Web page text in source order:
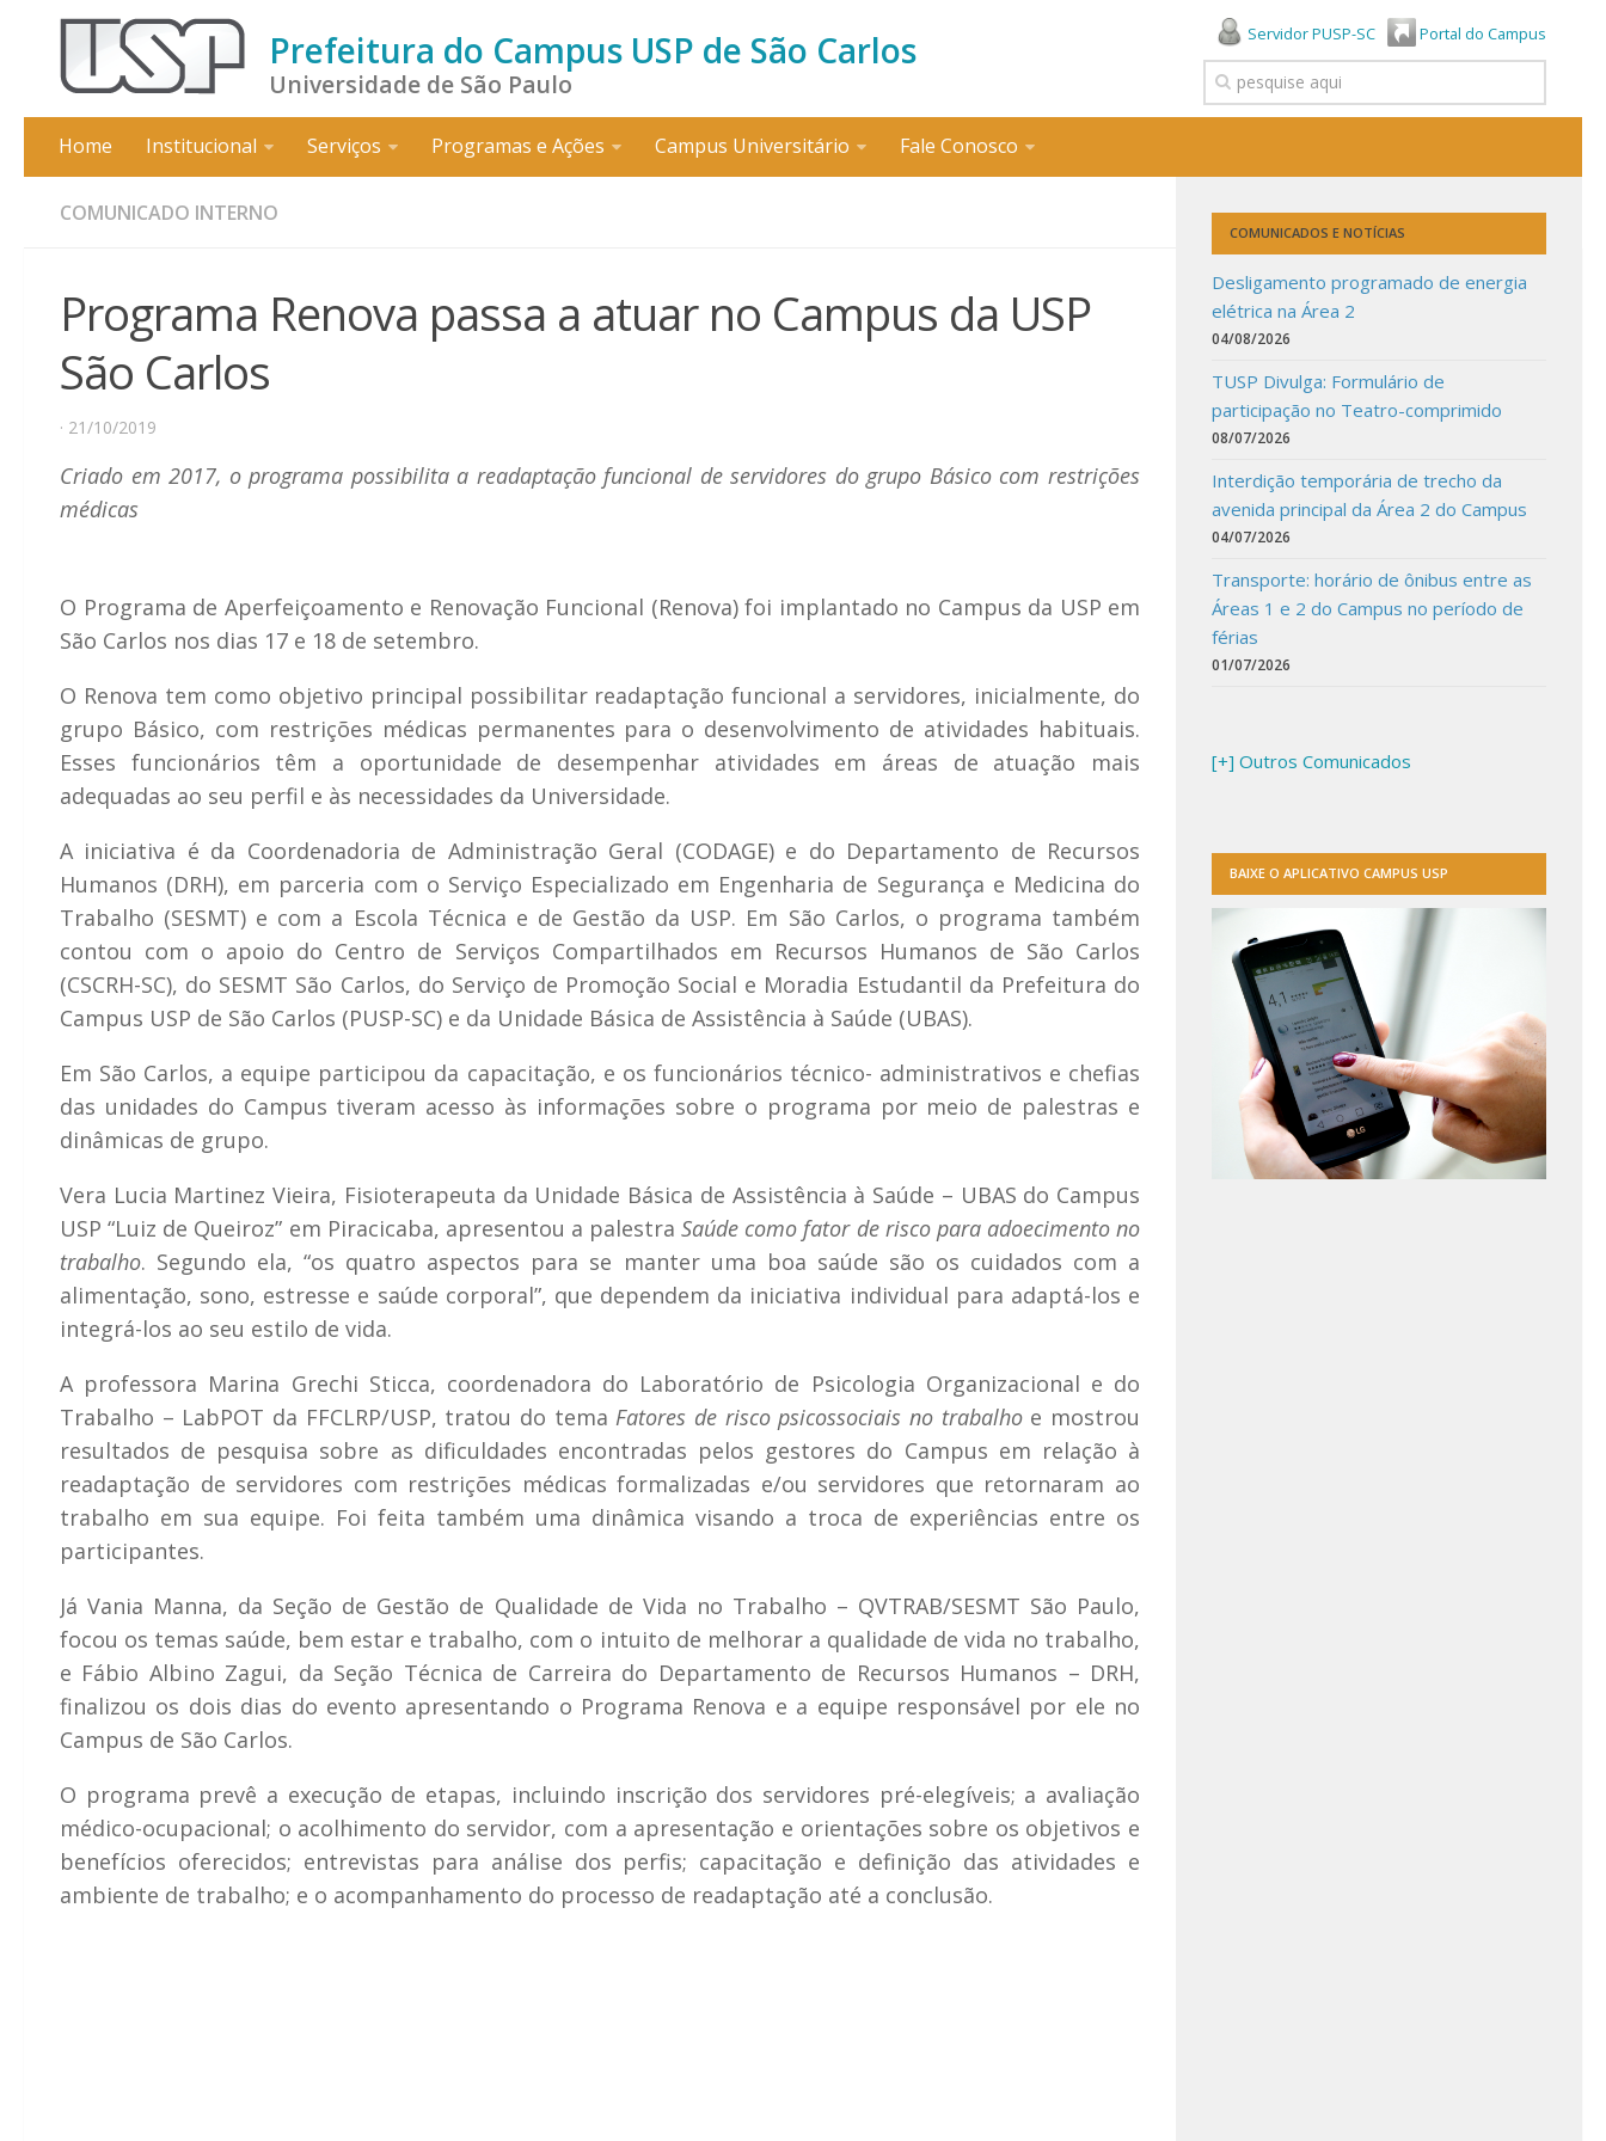
Servidor PUSP-SC Portal do Campus
Prefeitura do Campus USP de São Carlos
Universidade de São Paulo
Home Institucional Serviços Programas e Ações Campus Universitário Fale Conosco
COMUNICADO INTERNO
Programa Renova passa a atuar no Campus da USP
São Carlos
· 21/10/2019
Criado em 2017, o programa possibilita a readaptação funcional de servidores do grupo Básico com restrições
médicas
O Programa de Aperfeiçoamento e Renovação Funcional (Renova) foi implantado no Campus da USP em
São Carlos nos dias 17 e 18 de setembro.
O Renova tem como objetivo principal possibilitar readaptação funcional a servidores, inicialmente, do
grupo Básico, com restrições médicas permanentes para o desenvolvimento de atividades habituais.
Esses funcionários têm a oportunidade de desempenhar atividades em áreas de atuação mais
adequadas ao seu perfil e às necessidades da Universidade.
A iniciativa é da Coordenadoria de Administração Geral (CODAGE) e do Departamento de Recursos
Humanos (DRH), em parceria com o Serviço Especializado em Engenharia de Segurança e Medicina do
Trabalho (SESMT) e com a Escola Técnica e de Gestão da USP. Em São Carlos, o programa também
contou com o apoio do Centro de Serviços Compartilhados em Recursos Humanos de São Carlos
(CSCRH-SC), do SESMT São Carlos, do Serviço de Promoção Social e Moradia Estudantil da Prefeitura do
Campus USP de São Carlos (PUSP-SC) e da Unidade Básica de Assistência à Saúde (UBAS).
Em São Carlos, a equipe participou da capacitação, e os funcionários técnico- administrativos e chefias
das unidades do Campus tiveram acesso às informações sobre o programa por meio de palestras e
dinâmicas de grupo.
Vera Lucia Martinez Vieira, Fisioterapeuta da Unidade Básica de Assistência à Saúde – UBAS do Campus
USP “Luiz de Queiroz” em Piracicaba, apresentou a palestraSaúde como fator de risco para adoecimento no
trabalho. Segundo ela, “os quatro aspectos para se manter uma boa saúde são os cuidados com a
alimentação, sono, estresse e saúde corporal”, que dependem da iniciativa individual para adaptá-los e
integrá-los ao seu estilo de vida.
A professora Marina Grechi Sticca, coordenadora do Laboratório de Psicologia Organizacional e do
Trabalho – LabPOT da FFCLRP/USP, tratou do tema Fatores de risco psicossociais no trabalhoe mostrou
resultados de pesquisa sobre as dificuldades encontradas pelos gestores do Campus em relação à
readaptação de servidores com restrições médicas formalizadas e/ou servidores que retornaram ao
trabalho em sua equipe. Foi feita também uma dinâmica visando a troca de experiências entre os
participantes.
Já Vania Manna, da Seção de Gestão de Qualidade de Vida no Trabalho – QVTRAB/SESMT São Paulo,
focou os temas saúde, bem estar e trabalho, com o intuito de melhorar a qualidade de vida no trabalho,
e Fábio Albino Zagui, da Seção Técnica de Carreira do Departamento de Recursos Humanos – DRH,
finalizou os dois dias do evento apresentando o Programa Renova e a equipe responsável por ele no
Campus de São Carlos.
O programa prevê a execução de etapas, incluindo inscrição dos servidores pré-elegíveis; a avaliação
médico-ocupacional; o acolhimento do servidor, com a apresentação e orientações sobre os objetivos e
benefícios oferecidos; entrevistas para análise dos perfis; capacitação e definição das atividades e
ambiente de trabalho; e o acompanhamento do processo de readaptação até a conclusão.
COMUNICADOS E NOTÍCIAS
Desligamento programado de energia
elétrica na Área 2
04/08/2026
TUSP Divulga: Formulário de
participação no Teatro-comprimido
08/07/2026
Interdição temporária de trecho da
avenida principal da Área 2 do Campus
04/07/2026
Transporte: horário de ônibus entre as
Áreas 1 e 2 do Campus no período de
férias
01/07/2026
[+] Outros Comunicados
BAIXE O APLICATIVO CAMPUS USP